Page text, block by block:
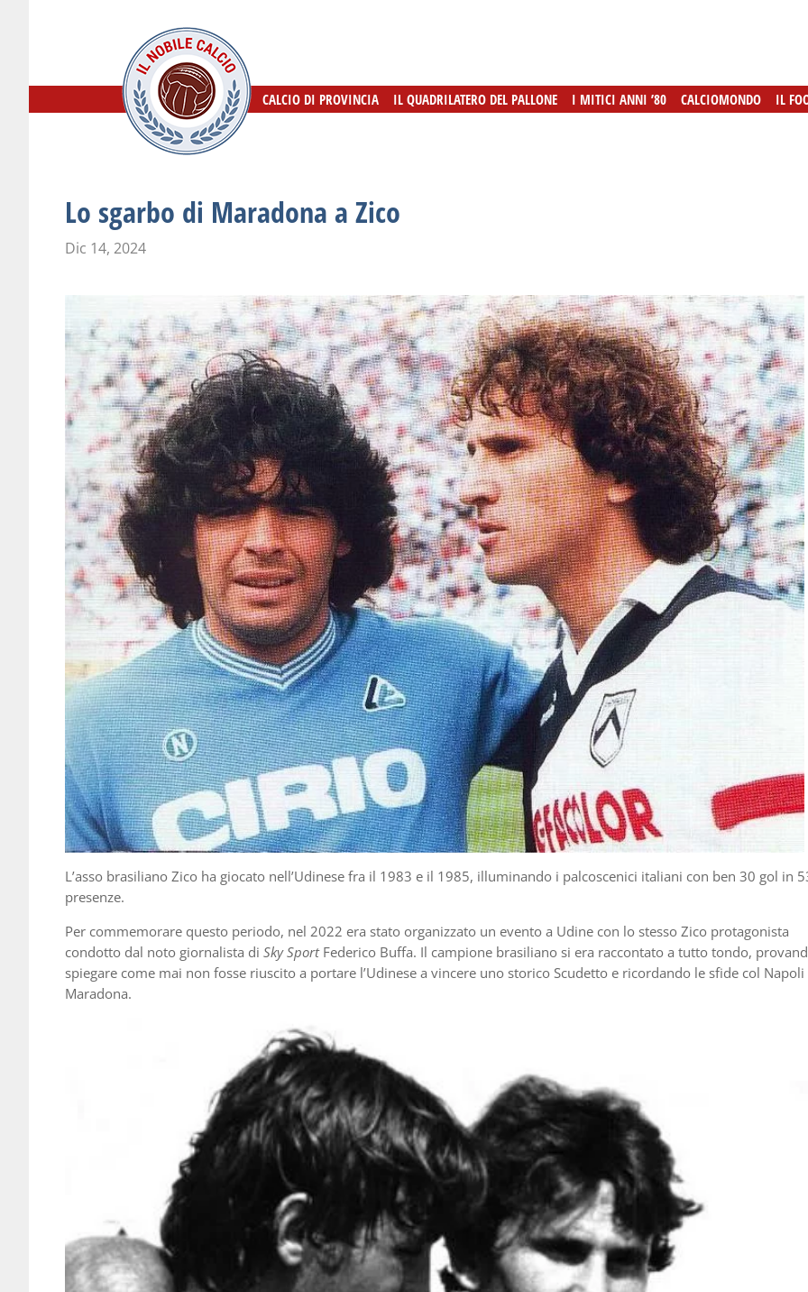
CALCIO DI PROVINCIA IL QUADRILATERO DEL PALLONE I MITICI ANNI ’80 CALCIOMONDO IL
CALCIO DI PROVINCIA IL QUADRILATERO DEL PALLONE I MITICI ANNI ’80 CALCIOMONDO IL
Lo sgarbo di Maradona a Zico
Dic 14, 2024
L’asso brasiliano Zico ha giocato nell’Udinese fra il 1983 e il 1985, illuminando i palcoscenici italiani con ben 30 gol in
presenze.
Per commemorare questo periodo, nel 2022 era stato organizzato un evento a Udine con lo stesso Zico protagonista
condotto dal noto giornalista di Sky SportFederico Buffa. Il campione brasiliano si era raccontato a tutto tondo,
spiegare come mai non fosse riuscito a portare l’Udinese a vincere uno storico Scudetto e ricordando le sfide col Napoli
Maradona.